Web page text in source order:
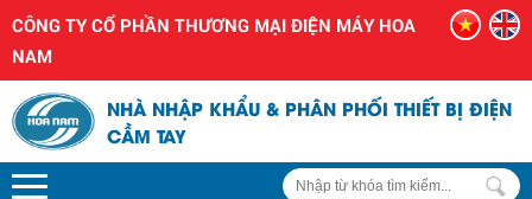
CÔNG TY CỔ PHẦN THƯƠNG MẠI ĐIỆN MÁY HOA
NAM
NHÀ NHẬP KHẨU & PHÂN PHỐI THIẾT BỊ ĐIỆN
CẦM TAY